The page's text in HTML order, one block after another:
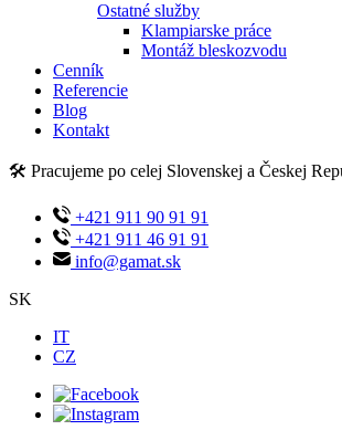
Ostatné služby
Klampiarske práce
Montáž bleskozvodu
Cenník
Referencie
Blog
Kontakt
🛠️ Pracujeme po celej Slovenskej a Českej
+421 911 90 91 91
+421 911 46 91 91
info@gamat.sk
SK
IT
CZ